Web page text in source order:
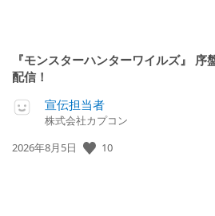
『モンスターハンターワイルズ』 序
配信！
宣伝担当者
株式会社カプコン
公
2026年8月5日 10